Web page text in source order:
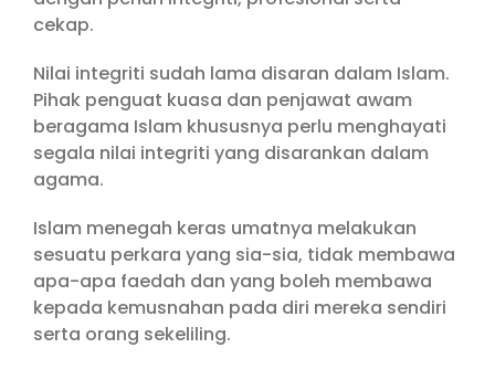
cekap.
Nilai integriti sudah lama disaran dalam Islam.
Pihak penguat kuasa dan penjawat awam
beragama Islam khususnya perlu menghayati
segala nilai integriti yang disarankan dalam
agama.
Islam menegah keras umatnya melakukan
sesuatu perkara yang sia-sia, tidak membawa
apa-apa faedah dan yang boleh membawa
kepada kemusnahan pada diri mereka sendiri
serta orang sekeliling.